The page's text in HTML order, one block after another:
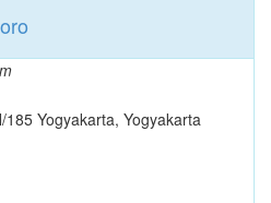
Yogyakarta, Yogyakarta